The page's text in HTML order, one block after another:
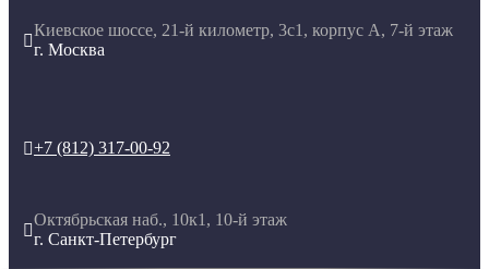

Киевское шоссе, 21-й километр, 3с1, корпус А, 7-й этаж
г. Москва
+7 (812) 317-00-92

Октябрьская наб., 10к1, 10-й этаж
г. Санкт-Петербург